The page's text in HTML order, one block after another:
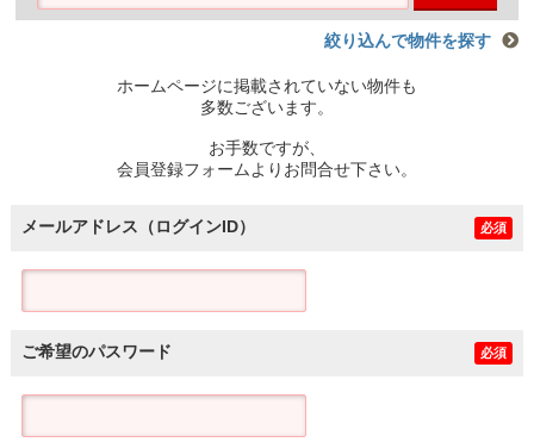
絞り込んで物件を探す
ホームページに掲載されていない物件も
多数ございます。
お手数ですが、
会員登録フォームよりお問合せ下さい。
メールアドレス（ログインID） 必須
ご希望のパスワード 必須